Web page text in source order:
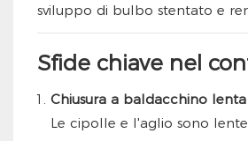
sviluppo di bulbo stentato e
Sfide chiave nel
Chiusura a baldacchino lenta
Le cipolle e l'aglio sono